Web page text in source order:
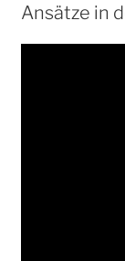
Ansätze in